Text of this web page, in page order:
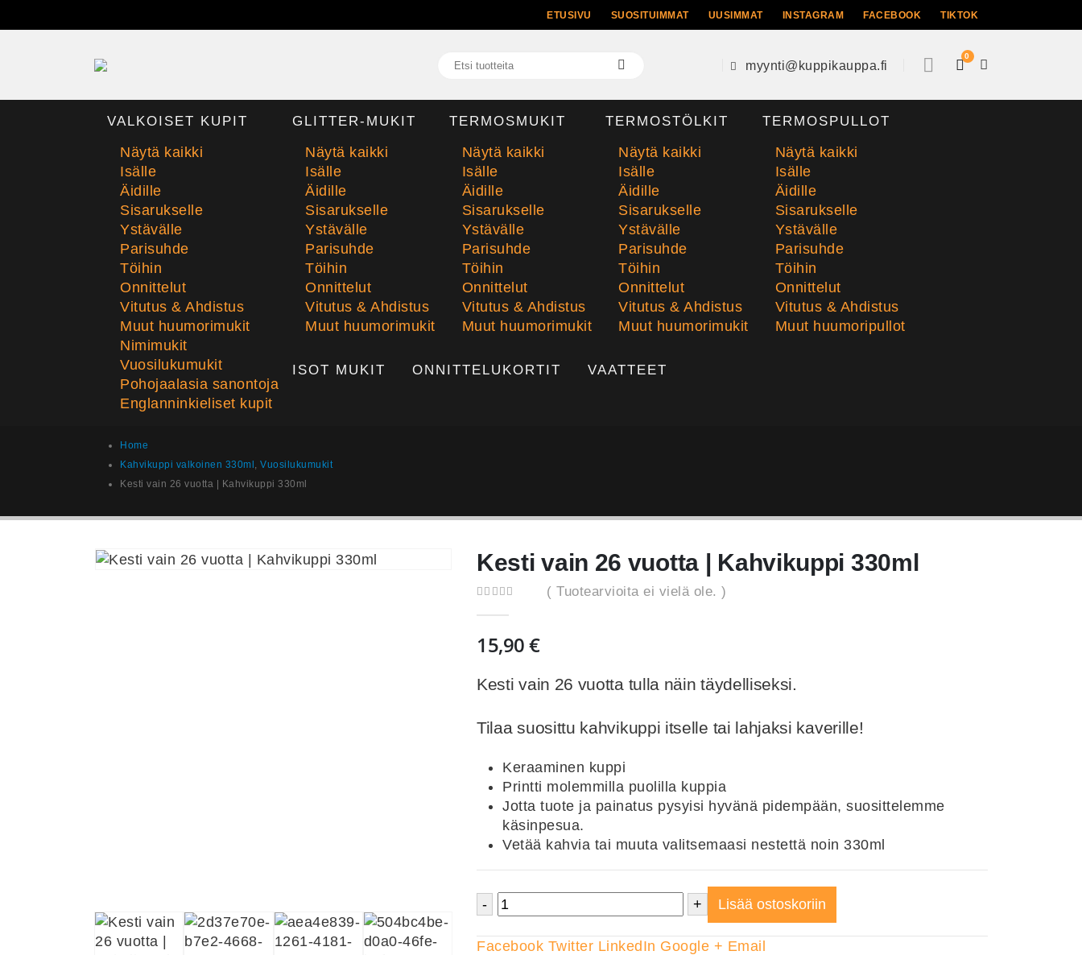
ETUSIVU SUOSITUIMMAT UUSIMMAT INSTAGRAM FACEBOOK TIKTOK
myynti@kuppikauppa.fi
0
VALKOISET KUPIT
Näytä kaikki
Isälle
Äidille
Sisarukselle
Ystävälle
Parisuhde
Töihin
Onnittelut
Vitutus & Ahdistus
Muut huumorimukit
Nimimukit
Vuosilukumukit
Pohojaalasia sanontoja
Englanninkieliset kupit
GLITTER-MUKIT
Näytä kaikki
Isälle
Äidille
Sisarukselle
Ystävälle
Parisuhde
Töihin
Onnittelut
Vitutus & Ahdistus
Muut huumorimukit
TERMOSMUKIT
Näytä kaikki
Isälle
Äidille
Sisarukselle
Ystävälle
Parisuhde
Töihin
Onnittelut
Vitutus & Ahdistus
Muut huumorimukit
TERMOSTÖLKIT
Näytä kaikki
Isälle
Äidille
Sisarukselle
Ystävälle
Parisuhde
Töihin
Onnittelut
Vitutus & Ahdistus
Muut huumorimukit
TERMOSPULLOT
Näytä kaikki
Isälle
Äidille
Sisarukselle
Ystävälle
Parisuhde
Töihin
Onnittelut
Vitutus & Ahdistus
Muut huumoripullot
ISOT MUKIT ONNITTELUKORTIT VAATTEET
Home
Kahvikuppi valkoinen 330ml , Vuosilukumukit
Kesti vain 26 vuotta | Kahvikuppi 330ml
Kesti vain 26 vuotta | Kahvikuppi 330ml
( Tuotearvioita ei vielä ole. )
15,90€
Kesti vain 26 vuotta tulla näin täydelliseksi.
Tilaa suosittu kahvikuppi itselle tai lahjaksi kaverille!
Keraaminen kuppi
Printti molemmilla puolilla kuppia
Jotta tuote ja painatus pysyisi hyvänä pidempään, suosittelemme
käsinpesua.
Vetää kahvia tai muuta valitsemaasi nestettä noin 330ml
- + Lisää ostoskoriin
Facebook Twitter LinkedIn Google + Email